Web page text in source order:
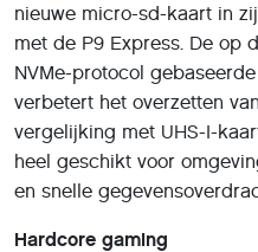
nieuwe micro-sd-kaart in
met de P9 Express. De op
NVMe-protocol
verbetert het overzetten
vergelijking met UHS-I-
heel geschikt voor
en snelle
Hardcore gaming